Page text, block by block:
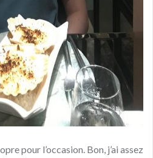
pour l’occasion. Bon, j’ai assez